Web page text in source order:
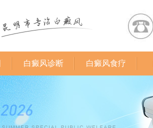
白癜风诊断 白癜风食疗